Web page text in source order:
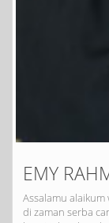
EMY
Assalamu
di zaman serba